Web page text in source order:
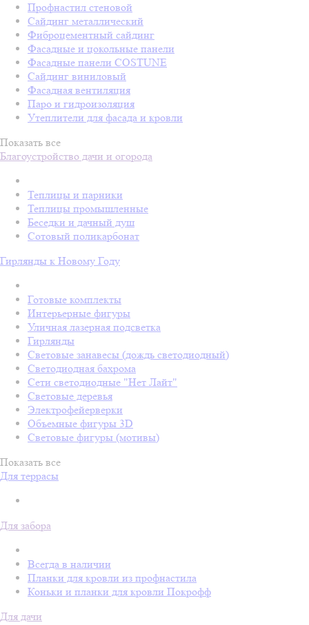
Профнастил стеновой
Сайдинг металлический
Фиброцементный сайдинг
Фасадные и цокольные панели
Фасадные панели COSTUNE
Сайдинг виниловый
Фасадная вентиляция
Паро и гидроизоляция
Утеплители для фасада и кровли
Показать все
Благоустройство дачи и огорода
Теплицы и парники
Теплицы промышленные
Беседки и дачный душ
Сотовый поликарбонат
Гирлянды к Новому Году
Готовые комплекты
Интерьерные фигуры
Уличная лазерная подсветка
Гирлянды
Световые занавесы (дождь светодиодный)
Светодиодная бахрома
Сети светодиодные "Нет Лайт"
Световые деревья
Электрофейерверки
Объемные фигуры 3D
Световые фигуры (мотивы)
Показать все
Для террасы
Для забора
Всегда в наличии
Планки для кровли из профнастила
Коньки и планки для кровли Покрофф
Для дачи